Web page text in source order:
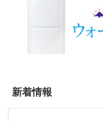
新着情報